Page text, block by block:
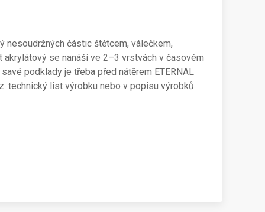
nesoudržných částic štětcem, válečkem,
se nanáší ve 2–3 vrstvách v časovém
podklady je třeba před nátěrem ETERNAL
technický list výrobku nebo v popisu výrobků